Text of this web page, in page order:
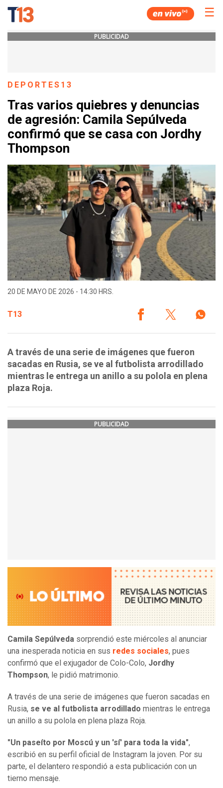
☰
PUBLICIDAD
DEPORTES13
Tras varios quiebres y denuncias
de agresión: Camila Sepúlveda
confirmó que se casa con Jordhy
Thompson
20 DE MAYO DE 2026 - 14:30 HRS.
T13
A través de una serie de imágenes que fueron
sacadas en Rusia, se ve al futbolista arrodillado
mientras le entrega un anillo a su polola en plena
plaza Roja.
PUBLICIDAD
Camila Sepúlveda sorprendió este miércoles al anunciar
una inesperada noticia en sus redes sociales, pues
confirmó que el exjugador de Colo-Colo, Jordhy
Thompson, le pidió matrimonio.
A través de una serie de imágenes que fueron sacadas en
Rusia, se ve al futbolista arrodillado mientras le entrega
un anillo a su polola en plena plaza Roja.
"Un paseíto por Moscú y un 'sí' para toda la vida",
escribió en su perfil oficial de Instagram la joven. Por su
parte, el delantero respondió a esta publicación con un
tierno mensaje.